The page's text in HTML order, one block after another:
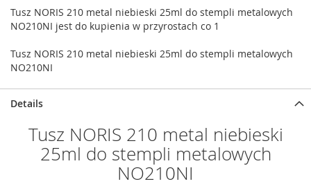
Tusz NORIS 210 metal niebieski 25ml do stempli metalowych
NO210NI jest do kupienia w przyrostach co 1
Tusz NORIS 210 metal niebieski 25ml do stempli metalowych
NO210NI
Details
Tusz NORIS 210 metal niebieski
25ml do stempli metalowych
NO210NI